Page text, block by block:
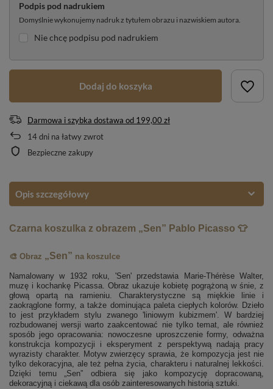
Podpis pod nadrukiem
Domyślnie wykonujemy nadruk z tytułem obrazu i nazwiskiem autora.
Nie chcę podpisu pod nadrukiem
Dodaj do koszyka
Darmowa i szybka dostawa od 199,00 zł
14dni na łatwy zwrot
Bezpieczne zakupy
Opis szczegółowy
Czarna koszulka z obrazem „Sen” Pablo Picasso 👕
🎨 Obraz „Sen” na koszulce
Namalowany w 1932 roku, 'Sen' przedstawia Marie-Thérèse Walter,
muzę i kochankę Picassa. Obraz ukazuje kobietę pogrążoną w śnie, z
głową opartą na ramieniu. Charakterystyczne są miękkie linie i
zaokrąglone formy, a także dominująca paleta ciepłych kolorów. Dzieło
to jest przykładem stylu zwanego 'liniowym kubizmem'. W bardziej
rozbudowanej wersji warto zaakcentować nie tylko temat, ale również
sposób jego opracowania: nowoczesne uproszczenie formy, odważna
konstrukcja kompozycji i eksperyment z perspektywą nadają pracy
wyrazisty charakter. Motyw zwierzęcy sprawia, że kompozycja jest nie
tylko dekoracyjna, ale też pełna życia, charakteru i naturalnej lekkości.
Dzięki temu „Sen” odbiera się jako kompozycję dopracowaną,
dekoracyjną i ciekawą dla osób zainteresowanych historią sztuki.